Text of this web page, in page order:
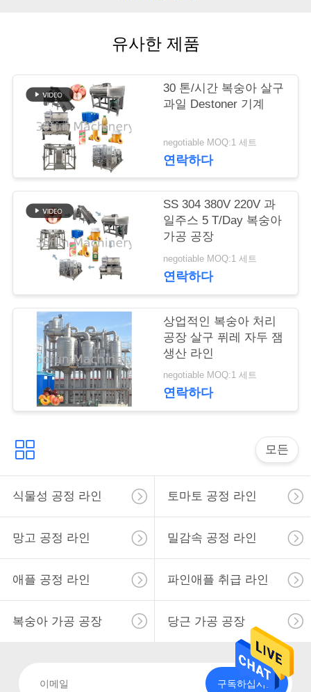
관
락
스
우
인
용
유사한 제품
30 톤/시간 복숭아 살구
과일 Destoner 기계
negotiable MOQ:1 세트
연락하다
SS 304 380V 220V 과
일주스 5 T/Day 복숭아
가공 공장
negotiable MOQ:1 세트
연락하다
상업적인 복숭아 처리
공장 살구 퓌레 자두 잼
생산 라인
negotiable MOQ:1 세트
연락하다
모든
식물성 공정 라인 토마토 공정 라인
망고 공정 라인 밀감속 공정 라인
애플 공정 라인 파인애플 취급 라인
복숭아 가공 공장 당근 가공 공장
구독하십시오